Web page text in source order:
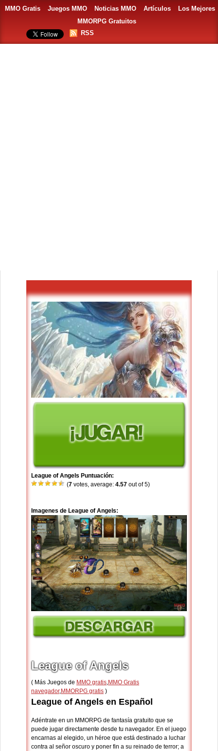
MMO Gratis Juegos MMO Noticias MMO Artículos
Los Mejores
MMORPG Gratuitos
RSS
League of Angels Puntuación:
(7 votes, average: 4.57 out of 5)
Imagenes de League of Angels:
League of Angels
( Más Juegos de MMO gratis,MMO Gratis
navegador,MMORPG gratis )
League of Angels en Español
Adéntrate en un MMORPG de fantasía gratuito que se
puede jugar directamente desde tu navegador. En el juego
encarnas al elegido, un héroe que está destinado a luchar
contra al señor oscuro y poner fin a su reinado de terror; a